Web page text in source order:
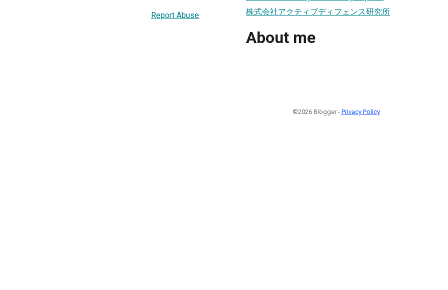
Report Abuse
株式会社アクティブディフェンス研究所
About me
©2026 Blogger - Privacy Policy